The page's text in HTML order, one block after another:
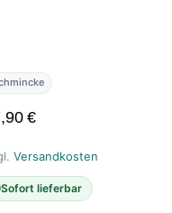
€
Versandkosten
Sofort lieferbar